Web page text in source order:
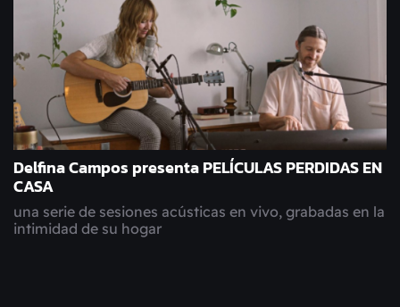
Delfina Campos presenta PELÍCULAS PERDIDAS EN
CASA
una serie de sesiones acústicas en vivo, grabadas en la
intimidad de su hogar